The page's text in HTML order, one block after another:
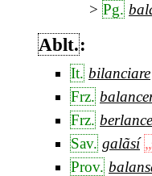
Pg.
Ablt.:
It. bilanciare
Frz.
Frz.
Sav. galãsí
Prov.